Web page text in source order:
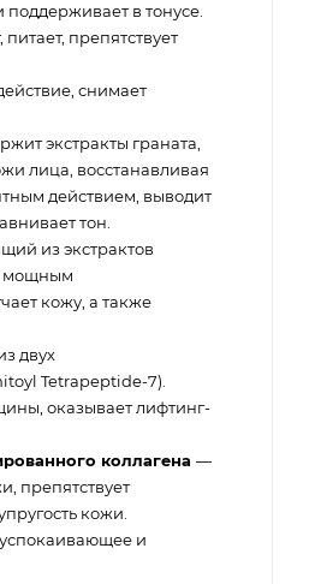
поддерживает в тонусе.
препятствует
снимает
экстракты граната,
лица, восстанавливая
действием, выводит
тон.
из экстрактов
мощным
кожу, а также
двух
Tetrapeptide-7).
оказывает лифтинг-
коллагена —
препятствует
кожи.
и